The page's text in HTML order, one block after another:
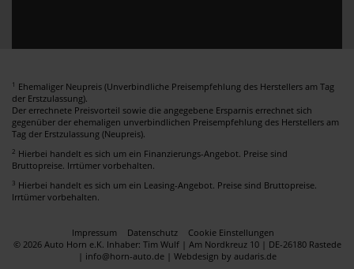
1 Ehemaliger Neupreis (Unverbindliche Preisempfehlung des Herstellers am Tag
der Erstzulassung).
Der errechnete Preisvorteil sowie die angegebene Ersparnis errechnet sich
gegenüber der ehemaligen unverbindlichen Preisempfehlung des Herstellers am
Tag der Erstzulassung (Neupreis).
2 Hierbei handelt es sich um ein Finanzierungs-Angebot. Preise sind
Bruttopreise. Irrtümer vorbehalten.
3 Hierbei handelt es sich um ein Leasing-Angebot. Preise sind Bruttopreise.
Irrtümer vorbehalten.
Impressum Datenschutz
Cookie Einstellungen
© 2026 Auto Horn e.K. Inhaber: Tim Wulf | Am Nordkreuz 10 | DE-26180 Rastede
| info@horn-auto.de | Webdesign by audaris.de